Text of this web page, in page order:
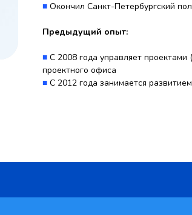
■ Окончил Санкт-Петербургский
Предыдущий опыт:
■ С 2008 года управляет
проектного офиса
■ С 2012 года занимается